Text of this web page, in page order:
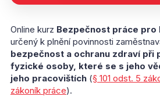
Online kurz Bezpečnost práce
určený k plnění povinnosti
bezpečnost a ochranu zdraví při
fyzické osoby, které se s jeho
jeho pracovištích (§ 101 odst. 5
zákoník práce).